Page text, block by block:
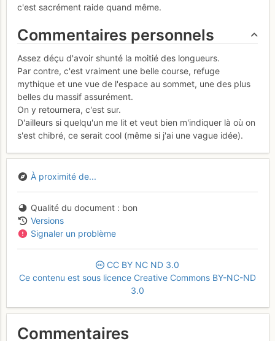
c'est sacrément raide quand même.
Commentaires personnels
Assez déçu d'avoir shunté la moitié des longueurs.
Par contre, c'est vraiment une belle course, refuge
mythique et une vue de l'espace au sommet, une des plus
belles du massif assurément.
On y retournera, c'est sur.
D'ailleurs si quelqu'un me lit et veut bien m'indiquer là où on
s'est chibré, ce serait cool (même si j'ai une vague idée).
À proximité de...
Qualité du document
bon
Versions
Signaler un problème
CC BY NC ND 3.0
Ce contenu est sous licence Creative Commons BY-NC-ND
3.0
Commentaires